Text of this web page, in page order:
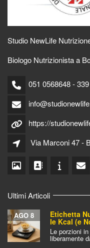
Studio NewLife
Biologo Nutrizionista a
051 0568648 -
https://
Via Marconi 47 -
Ultimi Articoli
Etichetta
le Kcal (e
AGO 8
Le porzioni
liberamente